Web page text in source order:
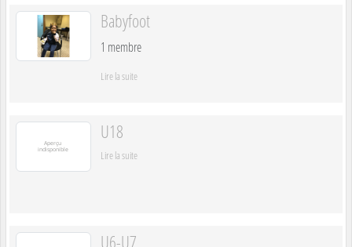
Babyfoot
1 membre
Lire la suite
U18
Lire la suite
U6-U7